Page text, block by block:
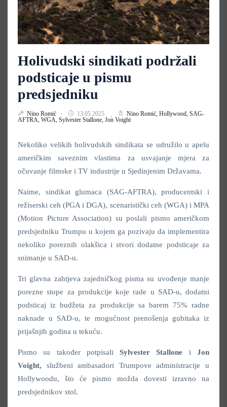
Holivudski sindikati podržali
podsticaje u pismu
predsjedniku
Nino Romić 13.05.2025. Nino Romić, Hollywood, SAG-
AFTRA, WGA, Sylvester Stallone, Jon Voight
Nekoliko velikih holivudskih sindikata se udružilo u apelu
američkim saveznim vlastima za usvajanje mjera za
očuvanje filmske i TV industrije u Sjedinjenim Državama.
Naime, sindikat glumaca (SAG-AFTRA), producentski i
režiserski ceh (PGA i DGA), scenaristički ceh (WGA) i MPA
(Motion Picture Association) su poslali pismo američkom
predsjedniku Trumpu u kojem ga pozivaju da implementira
nekoliko poreznih olakšica i stvori dodatne podsticaje za
snimanje u SAD-u.
Tri glavna zahtjeva zajedničkog pisma su uvođenje manje
porezne stope za produkcije koje rade u SAD-u, dodatni
podsticaj iz budžeta za produkcije sa barem 75% radne
naknade u SAD-u, te mogućnost prenošenja gubitaka iz
prijašnjih godina u tekuću.
Pismo su također potpisaliSylvester Stallone iJon
Voight, službeni ambasadori Trumpove administracije u
Hollywoodu, što će pismo možda dovesti izravno na
predsjednikov stol.